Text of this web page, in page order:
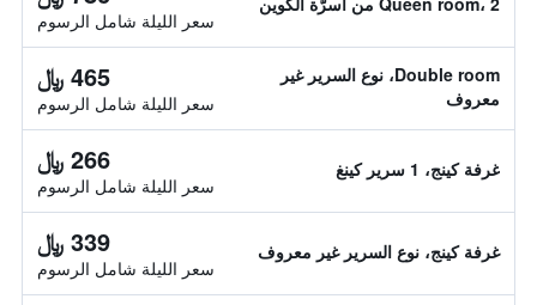
سعر الليلة شامل الرسوم
Double room، نوع السرير غير
معروف
465 ﷼
سعر الليلة شامل الرسوم
غرفة كينج، 1 سرير كينغ 266 ﷼
سعر الليلة شامل الرسوم
غرفة كينج، نوع السرير غير معروف 339 ﷼
سعر الليلة شامل الرسوم